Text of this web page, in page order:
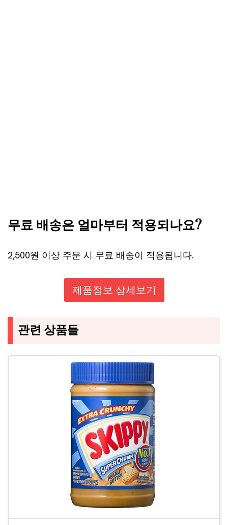
무료 배송은 얼마부터 적용되나요?
2,500원 이상 주문 시 무료 배송이 적용됩니다.
제품정보 상세보기
관련 상품들